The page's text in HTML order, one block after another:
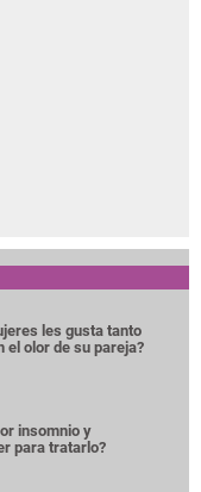
les gusta tanto
el olor de su pareja?
insomnio y
para tratarlo?